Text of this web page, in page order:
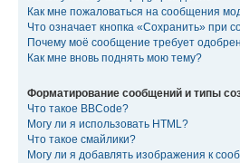
Как мне пожаловаться на сообщения
Что означает кнопка «Сохранить» при
Почему моё сообщение требует
Как мне вновь поднять мою тему?
Форматирование сообщений и типы
Что такое BBCode?
Могу ли я использовать HTML?
Что такое смайлики?
Могу ли я добавлять изображения к